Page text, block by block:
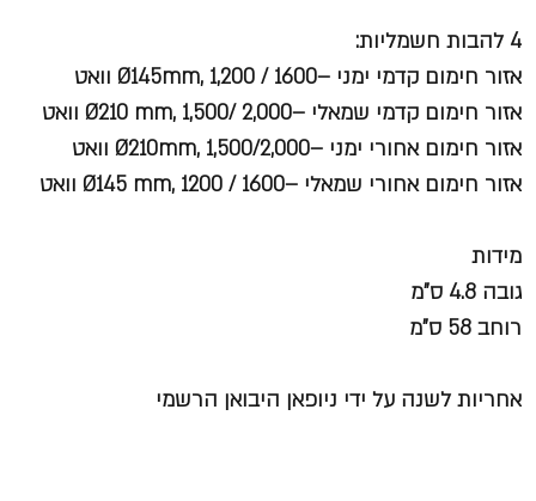
4 להבות חשמליות
:
אזור חימום קדמי ימני –Ø145mm, 1,200 / 1600 וואט
אזור חימום קדמי שמאלי –Ø210 mm, 1,500/ 2,000 וואט
אזור חימום אחורי ימני –Ø210mm, 1,500/2,000 וואט
אזור חימום אחורי שמאלי –Ø145 mm, 1200 / 1600 וואט
מידות
גובה 4.8 ס"מ
רוחב 58 ס"מ
אחריות לשנה על ידי ניופאן היבואן הרשמי